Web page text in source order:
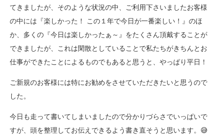
てきましたが、そのような状況の中、ご利用下さいましたお客様
の中には『楽しかった！ この１年で今日が一番楽しい！』のほ
か、多くの『今日は楽しかったぁ～』をたくさん頂戴することが
できましたが、これは閑散としていることで私たちがきちんとお
仕事ができたことによるものでもあると思うと、やっぱり平日！
ご新規のお客様には特にお勧めをさせていただきたいと思うので
した。
今日も走って書いてしまいましたので分かりづらさでいっぱいで
すが、頭を整理してお伝えできるよう書き直そうと思います。😅